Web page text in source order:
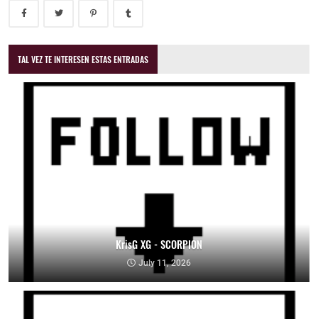
TAL VEZ TE INTERESEN ESTAS ENTRADAS
KrisG XG - SCORPION
July 11, 2026